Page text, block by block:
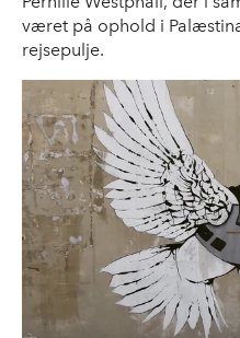
været på ophold i
rejsepulje.